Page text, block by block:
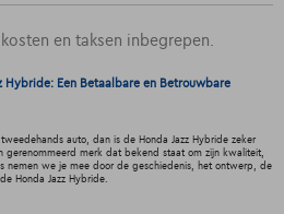
en taksen inbegrepen.
Hybride: Een Betaalbare en Betrouwbare
auto, dan is de Honda Jazz Hybride zeker
gerenommeerd merk dat bekend staat om zijn kwaliteit,
nemen we je mee door de geschiedenis, het ontwerp, de
Honda Jazz Hybride.